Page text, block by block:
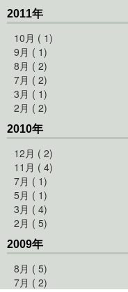
2011年
10月 ( 1)
9月 ( 1)
8月 ( 2)
7月 ( 2)
3月 ( 1)
2月 ( 2)
2010年
12月 ( 2)
11月 ( 4)
7月 ( 1)
5月 ( 1)
3月 ( 4)
2月 ( 5)
2009年
8月 ( 5)
7月 ( 2)